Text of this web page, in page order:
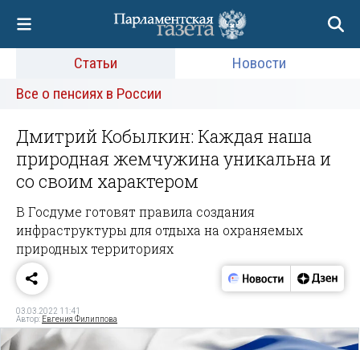
Статьи
Новости
Все о пенсиях в России
Дмитрий Кобылкин: Каждая наша
природная жемчужина уникальна и
со своим характером
В Госдуме готовят правила создания
инфраструктуры для отдыха на охраняемых
природных территориях
03.03.2022 11:41
Автор: Евгения Филиппова